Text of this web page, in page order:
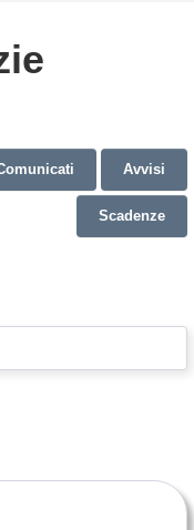
Avvisi
Scadenze